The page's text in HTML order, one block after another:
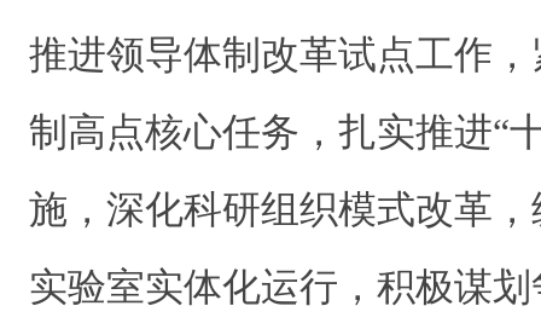
推进领导体制改革试点工作
制高点核心任务，扎实推进“
施，深化科研组织模式改革
实验室实体化运行，积极谋